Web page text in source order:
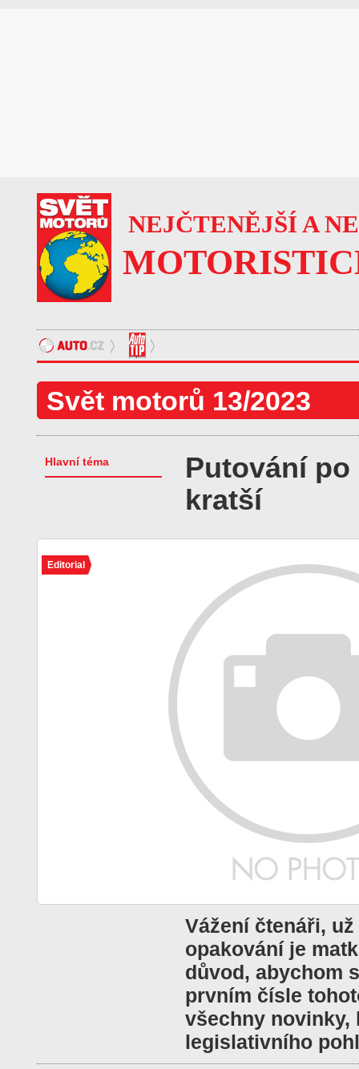
NEJČTENĚJŠÍ A
Svět motorů 13/2023
Putování
kratší
Hlavní téma
Editorial
Vážení čtenáři,
opakování je
důvod, abychom
prvním čísle
všechny novinky,
legislativního